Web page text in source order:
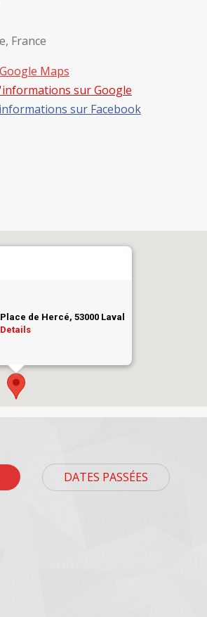
France
Maps
sur Google
sur Facebook
Place de Hercé, 53000 Laval
Details
DATES PASSÉES